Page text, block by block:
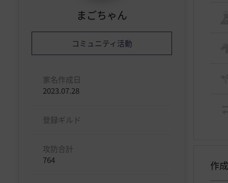
まごちゃん
コミュニティ活動
家名作成日
2023.07.28
登録ギルド
攻防合計
764
作